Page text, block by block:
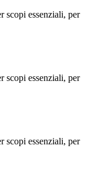
scopi essenziali, per
scopi essenziali, per
scopi essenziali, per